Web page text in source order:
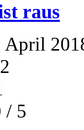
raus
April
/ 5